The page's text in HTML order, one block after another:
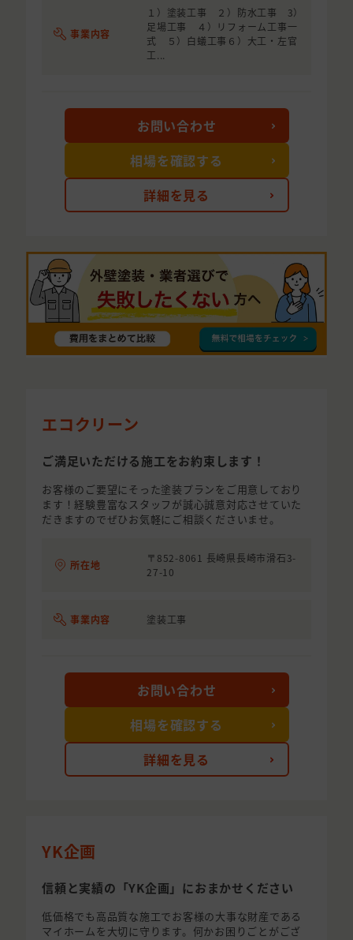
事業内容
１）塗装工事 ２）防水工事 3）
足場工事 ４）リフォーム工事一
式 ５）白蟻工事６）大工・左官
工...
詳細を見る
お問い合わせ
相場を確認する
エコクリーン
ご満足いただける施工をお約束します！
お客様のご要望にそった塗装プランをご用意しており
ます！経験豊富なスタッフが誠心誠意対応させていた
だきますのでぜひお気軽にご相談くださいませ。
所在地
〒852-8061 長崎県長崎市滑石3-
27-10
事業内容 塗装工事
詳細を見る
お問い合わせ
相場を確認する
YK企画
信頼と実績の「YK企画」におまかせください
低価格でも高品質な施工でお客様の大事な財産である
マイホームを大切に守ります。何かお困りごとがござ